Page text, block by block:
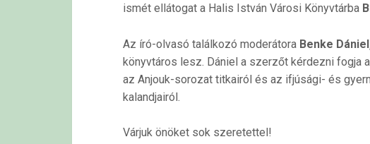
ismét ellátogat a Halis István Városi Könyvtárba
Az író-olvasó találkozó moderátora Benke
könyvtáros lesz. Dániel a szerzőt kérdezni fogja
az Anjouk-sorozat titkairól és az ifjúsági- és
kalandjairól.
Várjuk önöket sok szeretettel!